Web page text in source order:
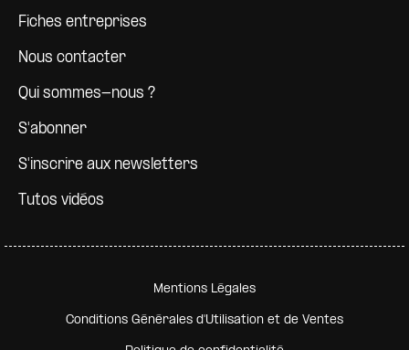
Fiches entreprises
Nous contacter
Qui sommes-nous ?
S'abonner
S'inscrire aux newsletters
Tutos vidéos
Pied de page secondaire
Mentions Légales
Conditions Générales d'Utilisation et de Ventes